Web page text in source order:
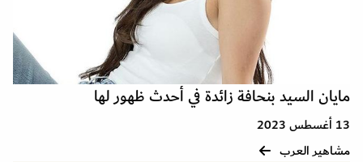
مايان السيد بنحافة زائدة في أحدث ظهور لها
13 أغسطس 2023
مشاهير العرب